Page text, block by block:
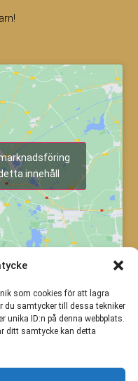
som cookies för att lagra
du samtycker till dessa tekniker
unika ID:n på denna webbplats.
ditt samtycke kan detta
innehåll